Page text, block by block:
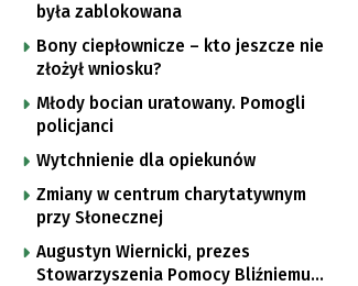
była zablokowana
Bony ciepłownicze – kto jeszcze nie
złożył wniosku?
Młody bocian uratowany. Pomogli
policjanci
Wytchnienie dla opiekunów
Zmiany w centrum charytatywnym
przy Słonecznej
Augustyn Wiernicki, prezes
Stowarzyszenia Pomocy Bliźniemu